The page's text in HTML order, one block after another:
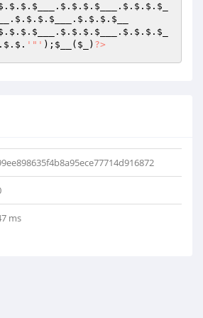
$___ .$.$.$. $___ .$.$.$. $_
.$.$.$. $___ .$.$.$. $__
$___ .$.$.$. $___ .$.$.$. $_
.$.$. '"' ); $__ ( $_ ) ?>
ms